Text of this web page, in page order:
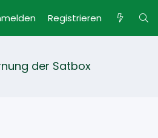
Registrieren
der Satbox